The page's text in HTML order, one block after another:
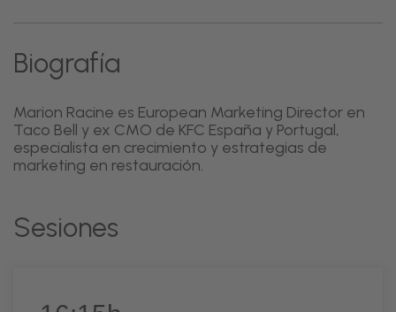
Biografía
Marion Racine es European Marketing Director en
Taco Bell y ex CMO de KFC España y Portugal,
especialista en crecimiento y estrategias de
marketing en restauración.
Sesiones